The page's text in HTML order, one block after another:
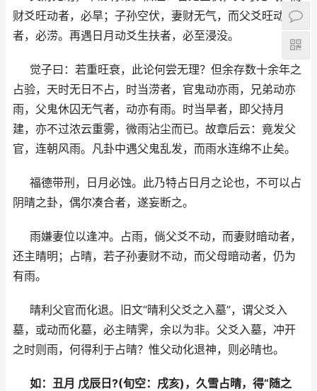
财爻旺动者，必旱；子孙空伏，妻财无气，而父爻旺动
者，必涝。再遇日月动爻生扶者，必至浸没。
觉子曰：若重旺衰，此论何尝无理？但余存数十余年之
占验，天时无日不占，时当涝者，官鬼动亦雨，兄弟动亦
雨，父鬼休囚无气者，动亦有雨。时当旱者，即父持月
建，亦不过浓云重雾，微雨沾尘而已。故章后云：竟发父
官，连朝风雨。凡卦中遇父鬼乱发，而雨水连绵不止矣。
福德带刑，日月必蚀。此乃特占日月之论也，不可以占
阴晴之卦，偶尔凑合者，遂妄断之。
雨嫌妻位以逢冲。占雨，倘父爻不动，而妻财暗动者，
还主晴明；占晴，若子孙妻财不动，而父母暗动者，仍为
有雨。
晴利父官而化退。旧文“晴利父爻之入墓”，谓父爻入
墓，或动而化墓，必主晴霁，余以为非。父爻入墓，冲开
之时则雨，何得利于占晴？惟父动化退神，则必晴也。
如：丑月 戊辰日?(旬空：戌亥)，久雪占晴，得“随之